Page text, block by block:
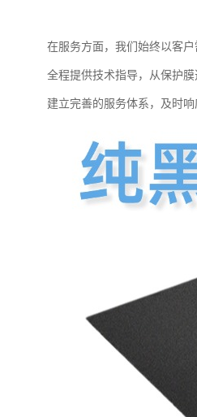
在服务方面，我们始终以客
全程提供技术指导，从保护
建立完善的服务体系，及时